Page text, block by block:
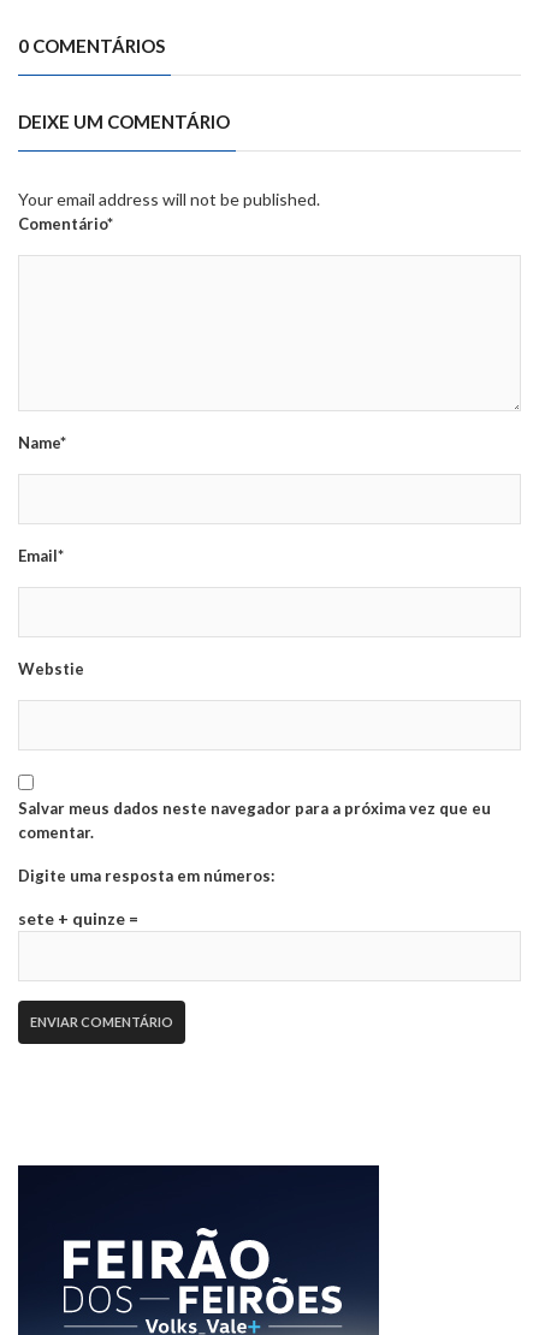
0 COMENTÁRIOS
DEIXE UM COMENTÁRIO
Your email address will not be published.
Comentário*
Name*
Email*
Webstie
Salvar meus dados neste navegador para a próxima vez que eu
comentar.
Digite uma resposta em números:
sete + quinze =